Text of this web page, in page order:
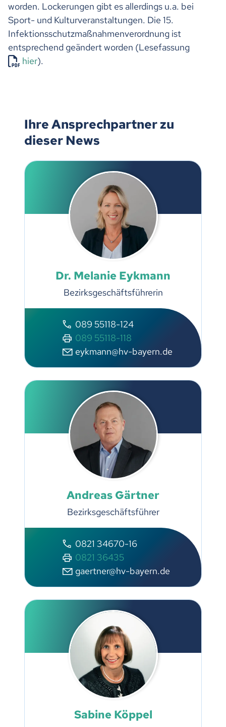
worden. Lockerungen gibt es allerdings u.a. bei
Sport- und Kulturveranstaltungen. Die 15.
Infektionsschutzmaßnahmenverordnung ist
entsprechend geändert worden (Lesefassung
hier).
Ihre Ansprechpartner zu
dieser News
Dr. Melanie Eykmann
Bezirksgeschäftsführerin
089 55118-124
089 55118-118
eykmann@hv-bayern.de
Andreas Gärtner
Bezirksgeschäftsführer
0821 34670-16
0821 36435
gaertner@hv-bayern.de
Sabine Köppel